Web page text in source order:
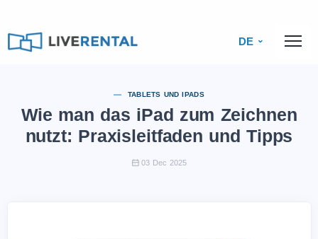
DE
TABLETS UND IPADS
Wie man das iPad zum Zeichnen
nutzt: Praxisleitfaden und Tipps
03 Dec 2025